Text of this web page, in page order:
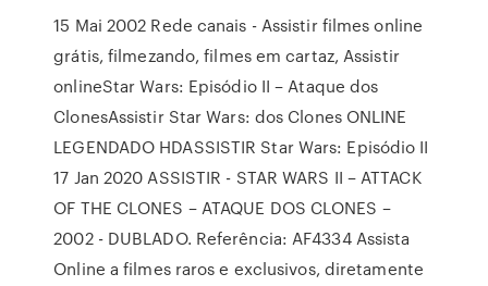
15 Mai 2002 Rede canais - Assistir filmes online
grátis, filmezando, filmes em cartaz, Assistir
onlineStar Wars: Episódio II – Ataque dos
ClonesAssistir Star Wars: dos Clones ONLINE
LEGENDADO HDASSISTIR Star Wars: Episódio II
17 Jan 2020 ASSISTIR - STAR WARS II – ATTACK
OF THE CLONES – ATAQUE DOS CLONES –
2002 - DUBLADO. Referência: AF4334 Assista
Online a filmes raros e exclusivos, diretamente